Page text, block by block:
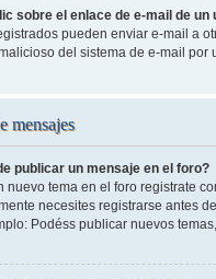
sobre el enlace de e-mail de un
pueden enviar e-mail a
del sistema de e-mail por
mensajes
publicar un mensaje en el foro?
nuevo tema en el foro registrate
necesites registrarse antes
Podéss publicar nuevos